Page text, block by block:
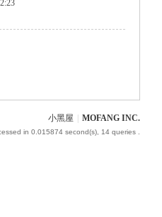
小黑屋 MOFANG INC.
in 0.015874 second(s), 14 queries .